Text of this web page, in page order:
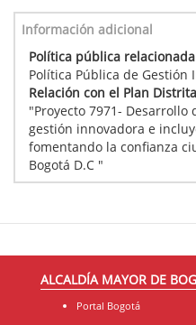
Información adicional
Política pública
Política Pública de
Relación con el Plan
"Proyecto 7971-
gestión innovadora e
fomentando la confianza
Bogotá D.C "
ALCALDÍA MAYOR DE
Portal Bogotá